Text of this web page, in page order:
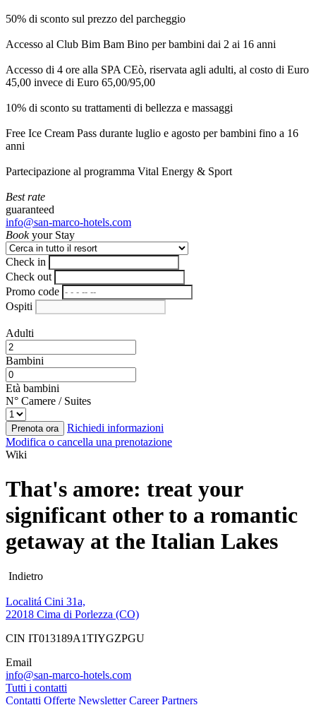
50% di sconto sul prezzo del parcheggio
Accesso al Club Bim Bam Bino per bambini dai 2 ai 16 anni
Accesso di 4 ore alla SPA CEò, riservata agli adulti, al costo di Euro
45,00 invece di Euro 65,00/95,00
10% di sconto su trattamenti di bellezza e massaggi
Free Ice Cream Pass durante luglio e agosto per bambini fino a 16
anni
Partecipazione al programma Vital Energy & Sport
Best rate
guaranteed
info@san-marco-hotels.com
Bookyour Stay
Check in
Check out
Promo code
Ospiti
Adulti
Bambini
Età bambini
N° Camere / Suites
Prenota ora
Richiedi informazioni
Modifica o cancella una prenotazione
Wiki
That's amore: treat your
significant other to a romantic
getaway at the Italian Lakes
Indietro
Localitá Cini 31a,
22018 Cima di Porlezza (CO)
CIN IT013189A1TIYGZPGU
Email
info@san-marco-hotels.com
Tutti i contatti
Contatti Offerte Newsletter Career Partners